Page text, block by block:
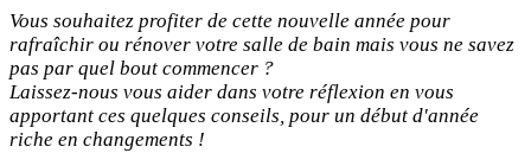
Vous souhaitez profiter de cette nouvelle année pour
rafraîchir ou rénover votre salle de bain mais vous ne savez
pas par quel bout commencer ?
Laissez-nous vous aider dans votre réflexion en vous
apportant ces quelques conseils, pour un début d'année
riche en changements !